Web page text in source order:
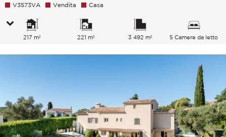
V3573VA Vendita Casa
217 m² 221 m² 3 492 m² 5 Camere da letto